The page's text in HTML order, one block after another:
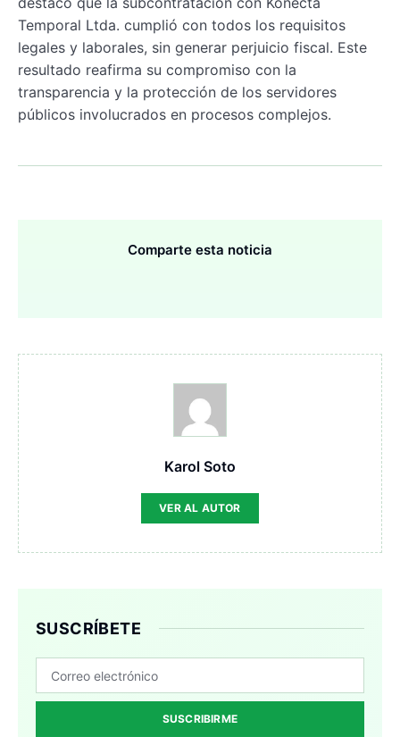
Temporal Ltda. cumplió con todos los requisitos
legales y laborales, sin generar perjuicio fiscal. Este
resultado reafirma su compromiso con la
transparencia y la protección de los servidores
públicos involucrados en procesos complejos.
Comparte esta noticia
Karol Soto
VER AL AUTOR
SUSCRÍBETE
SUSCRIBIRME